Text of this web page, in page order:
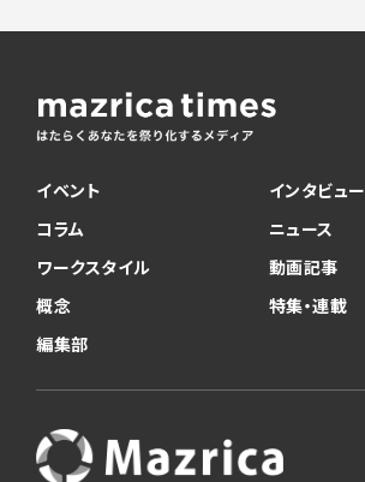
イベント
インタビュー
コラム
ニュース
ワークスタイル
動画記事
概念
特集・連載
編集部